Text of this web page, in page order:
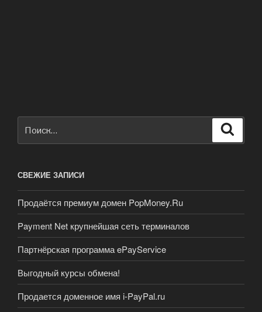
СВЕЖИЕ ЗАПИСИ
Продаётся премиум домен PopMoney.Ru
Payment Net крупнейшая сеть терминалов
Партнёрская программа ePayService
Выгодный курсы обмена!
Продается доменное имя i-PayPal.ru